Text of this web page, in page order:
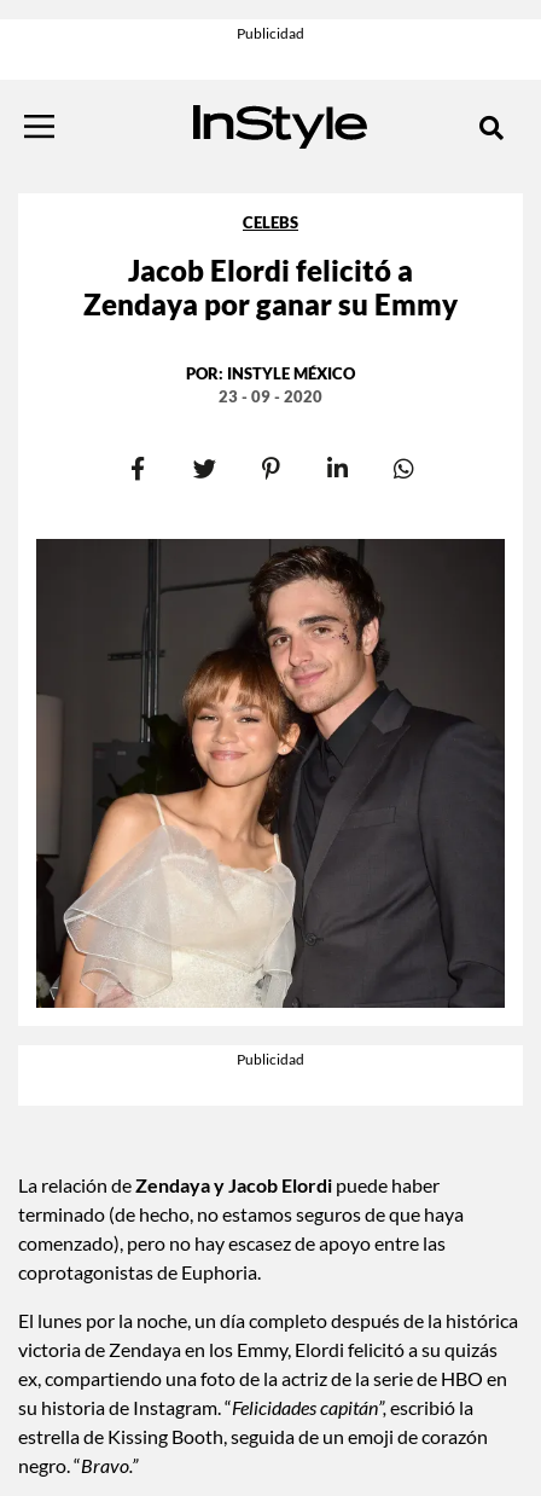
CELEBS
Jacob Elordi felicitó a
Zendaya por ganar su Emmy
POR: INSTYLE MÉXICO
23 - 09 - 2020
La relación deZendaya y Jacob Elordi puede haber
terminado (de hecho, no estamos seguros de que haya
comenzado), pero no hay escasez de apoyo entre las
coprotagonistas de Euphoria.
El lunes por la noche, un día completo después de la histórica
victoria de Zendaya en los Emmy, Elordi felicitó a su quizás
ex, compartiendo una foto de la actriz de la serie de HBO en
su historia de Instagram. “Felicidades capitán”,escribió la
estrella de Kissing Booth, seguida de un emoji de corazón
negro. “Bravo.”